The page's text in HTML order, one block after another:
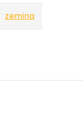
zemina